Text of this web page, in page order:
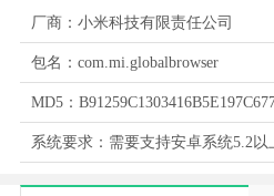
厂商：小米科技有限责任公司
包名：com.mi.globalbrowser
MD5：
系统要求：需要支持安卓系统5.2以